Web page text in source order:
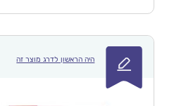
היה הראשון לדרג מוצר זה